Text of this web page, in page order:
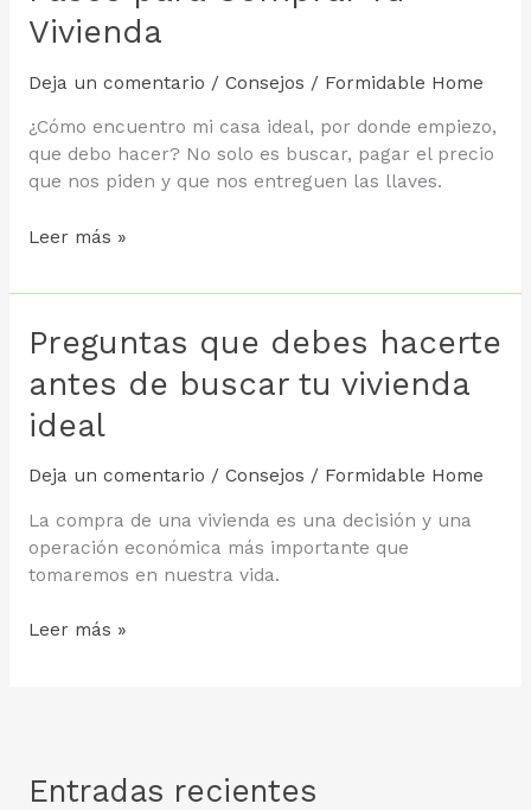
Vivienda
Deja un comentario / Consejos / Formidable Home
¿Cómo encuentro mi casa ideal, por donde empiezo,
que debo hacer? No solo es buscar, pagar el precio
que nos piden y que nos entreguen las llaves.
Pasos
Comprar
Vivienda
Leer más »
Preguntas que debes hacerte
antes de buscar tu vivienda
ideal
Deja un comentario / Consejos / Formidable Home
La compra de una vivienda es una decisión y una
operación económica más importante que
tomaremos en nuestra vida.
Preguntas
buscar
Leer más »
Entradas recientes